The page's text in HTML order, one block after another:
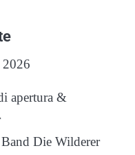
2026
apertura &
Die Wilderer